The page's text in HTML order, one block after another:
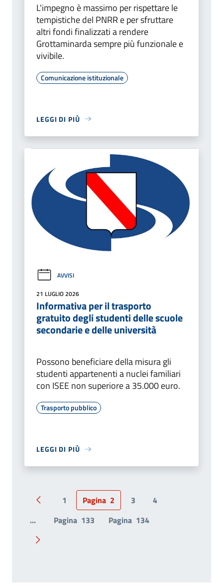
L'impegno è massimo per rispettare le
tempistiche del PNRR e per sfruttare
altri fondi finalizzati a rendere
Grottaminarda sempre più funzionale e
vivibile.
Comunicazione istituzionale
LEGGI DI PIÙ
AVVISI
21 LUGLIO 2026
Informativa per il trasporto
gratuito degli studenti delle scuole
secondarie e delle università
Possono beneficiare della misura gli
studenti appartenenti a nuclei familiari
con ISEE non superiore a 35.000 euro.
Trasporto pubblico
LEGGI DI PIÙ
Pagina precedente
1 Pagina 2 3
4
...
Pagina 133 Pagina 134
Pagina successiva